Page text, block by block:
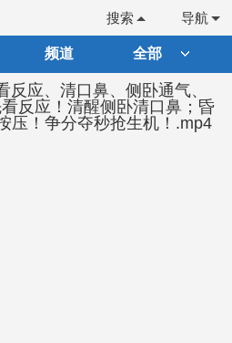
导航
搜索
频道 全部
反应、清口鼻、侧卧通气、
反应！清醒侧卧清口鼻；昏
压！争分夺秒抢生机！.mp4